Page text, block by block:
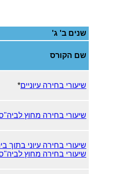
שנים ב' ג'
שם הקורס
שיעורי בחירה עיוניים*
שיעורי בחירה מחוץ
שיעורי בחירה עיוני בתוך
שיעורי בחירה מחוץ